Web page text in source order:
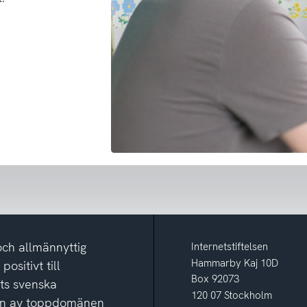
allmännyttig
positivt till
svenska
av toppdomänen
Internetstiftelsen
Hammarby Kaj 10D
Box 92073
120 07 Stockholm